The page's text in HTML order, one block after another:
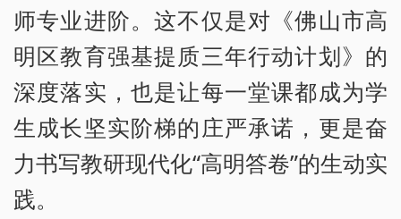
师专业进阶。这不仅是对《佛山市高
明区教育强基提质三年行动计划》的
深度落实，也是让每一堂课都成为学
生成长坚实阶梯的庄严承诺，更是奋
力书写教研现代化“高明答卷”的生动实
践。